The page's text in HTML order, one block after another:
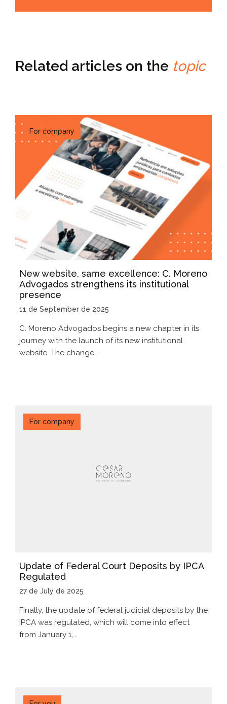
Related articles on the topic
For company
New website, same excellence: C. Moreno
Advogados strengthens its institutional
presence
11 de September de 2025
C. Moreno Advogados begins a new chapter in its
journey with the launch of its new institutional
website. The change...
For company
Update of Federal Court Deposits by IPCA
Regulated
27 de July de 2025
Finally, the update of federal judicial deposits by the
IPCA was regulated, which will come into effect
from January 1,...